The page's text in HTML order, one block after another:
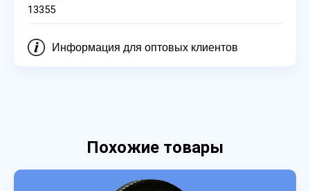
13355
Информация для оптовых клиентов
Похожие товары